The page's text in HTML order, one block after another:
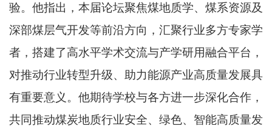
验。他指出，本届论坛聚焦煤地质学、煤系资源及
深部煤层气开发等前沿方向，汇聚行业多方专家学
者，搭建了高水平学术交流与产学研用融合平台，
对推动行业转型升级、助力能源产业高质量发展具
有重要意义。他期待学校与各方进一步深化合作，
共同推动煤炭地质行业安全、绿色、智能高质量发